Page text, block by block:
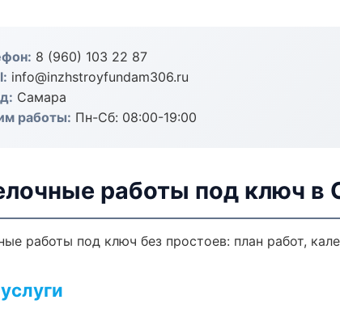
8 (960) 103 22 87
info@inzhstroyfundam306.ru
Самара
работы: Пн-Сб: 08:00-19:00
работы под ключ в
работы под ключ без простоев: план работ,